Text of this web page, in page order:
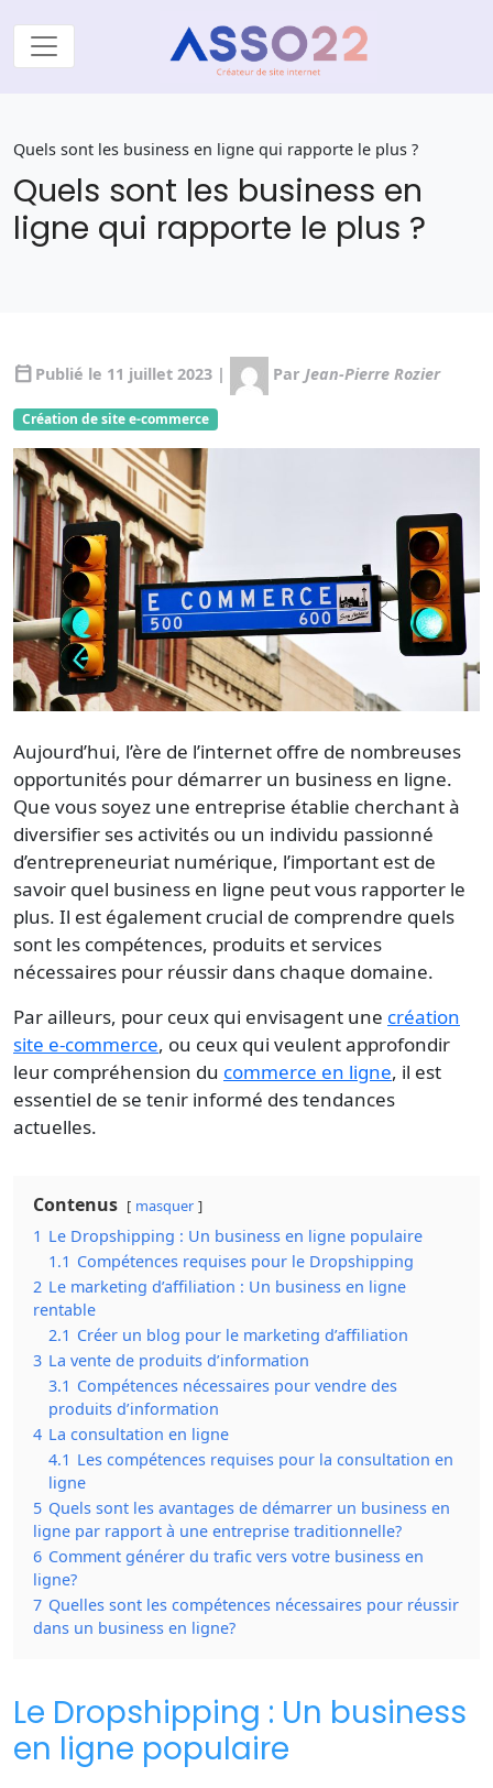
Quels sont les business en ligne qui rapporte le plus ?
Quels sont les business en
ligne qui rapporte le plus ?
calendar_today Publié le 11 juillet 2023 | Par Jean-Pierre Rozier
Création de site e-commerce
Aujourd’hui, l’ère de l’internet offre de nombreuses
opportunités pour démarrer un business en ligne.
Que vous soyez une entreprise établie cherchant à
diversifier ses activités ou un individu passionné
d’entrepreneuriat numérique, l’important est de
savoir quel business en ligne peut vous rapporter le
plus. Il est également crucial de comprendre quels
sont les compétences, produits et services
nécessaires pour réussir dans chaque domaine.
Par ailleurs, pour ceux qui envisagent une création
site e-commerce, ou ceux qui veulent approfondir
leur compréhension du commerce en ligne, il est
essentiel de se tenir informé des tendances
actuelles.
Contenus masquer
1 Le Dropshipping : Un business en ligne populaire
1.1 Compétences requises pour le Dropshipping
2 Le marketing d’affiliation : Un business en ligne
rentable
2.1 Créer un blog pour le marketing d’affiliation
3 La vente de produits d’information
3.1 Compétences nécessaires pour vendre des
produits d’information
4 La consultation en ligne
4.1 Les compétences requises pour la consultation en
ligne
5 Quels sont les avantages de démarrer un business en
ligne par rapport à une entreprise traditionnelle?
6 Comment générer du trafic vers votre business en
ligne?
7 Quelles sont les compétences nécessaires pour réussir
dans un business en ligne?
Le Dropshipping : Un business
en ligne populaire